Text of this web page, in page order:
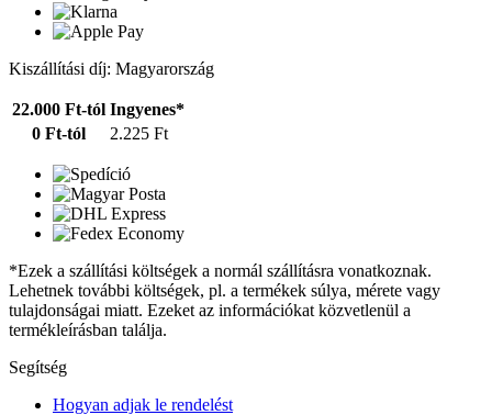
Kiszállítási díj: Magyarország
22.000 Ft-tól Ingyenes*
0 Ft-tól
2.225 Ft
*Ezek a szállítási költségek a normál szállításra vonatkoznak.
Lehetnek további költségek, pl. a termékek súlya, mérete vagy
tulajdonságai miatt. Ezeket az információkat közvetlenül a
termékleírásban találja.
Segítség
Hogyan adjak le rendelést